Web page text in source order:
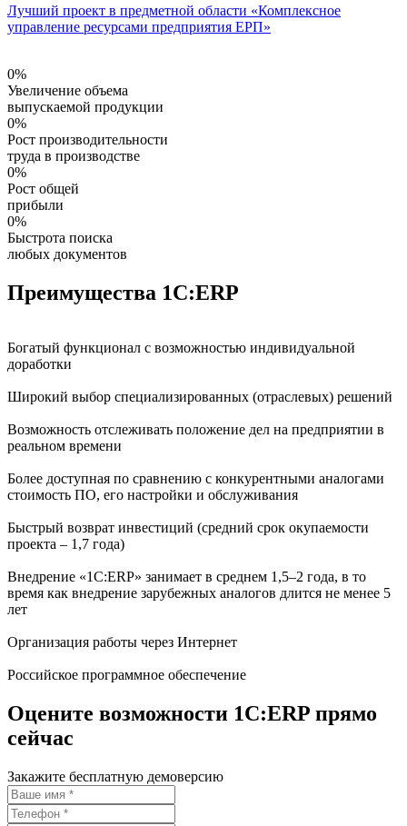
Лучший проект в предметной области «Комплексное
управление ресурсами предприятия ЕРП»
0%
Увеличение объема
выпускаемой продукции
0%
Рост производительности
труда в производстве
0%
Рост общей
прибыли
0%
Быстрота поиска
любых документов
Преимущества 1С:ERP
Богатый функционал c возможностью индивидуальной
доработки
Широкий выбор специализированных (отраслевых) решений
Возможность отслеживать положение дел на предприятии в
реальном времени
Более доступная по сравнению с конкурентными аналогами
стоимость ПО, его настройки и обслуживания
Быстрый возврат инвестиций (средний срок окупаемости
проекта – 1,7 года)
Внедрение «1С:ERP» занимает в cреднем 1,5–2 года, в то
время как внедрение зарубежных аналогов длится не менее 5
лет
Организация работы через Интернет
Российское программное обеспечение
Оцените возможности 1C:ERP прямо
сейчас
Закажите бесплатную демоверсию